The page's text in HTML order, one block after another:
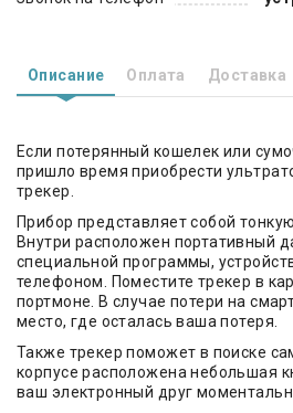
Описание Оплата Доставка
Если потерянный кошелек или
пришло время приобрести
трекер.
Прибор представляет собой
Внутри расположен портативный
специальной программы,
телефоном. Поместите трекер в
портмоне. В случае потери на
место, где осталась ваша потеря.
Также трекер поможет в поиске
корпусе расположена небольшая
ваш электронный друг